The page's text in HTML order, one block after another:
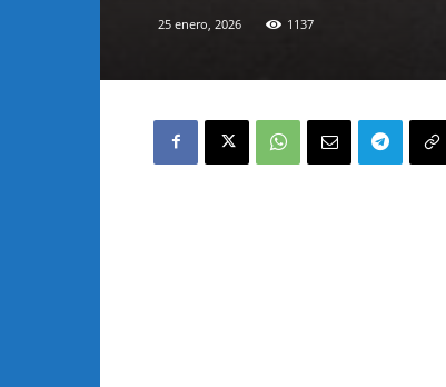
25 enero, 2026 1137